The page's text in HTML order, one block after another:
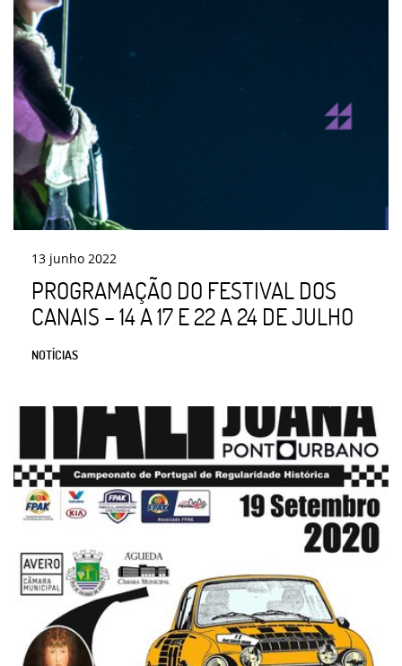
13 junho 2022
PROGRAMAÇÃO DO FESTIVAL DOS
CANAIS – 14 A 17 E 22 A 24 DE JULHO
NOTÍCIAS